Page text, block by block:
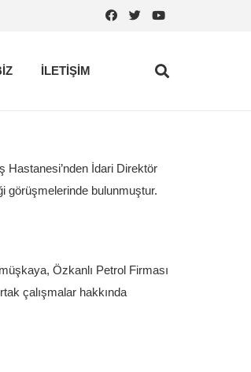
İLETİŞİM
Hastanesi’nden İdari Direktör
görüşmelerinde bulunmuştur.
Özkanlı Petrol Firması
çalışmalar hakkında